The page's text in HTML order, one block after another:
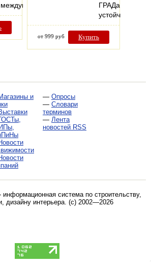
международным…
ГРАДа!
устойчив…
от 999 руб Купить
и
— Опросы
— Словари
терминов
— Лента
новостей RSS
информационная система по строительству,
дизайну интерьера . (c) 2002—2026